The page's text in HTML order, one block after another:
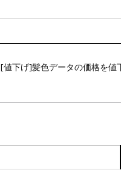
[値下げ]髪色データの価格を値